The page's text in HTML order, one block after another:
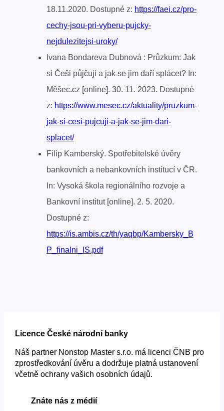
18.11.2020. Dostupné z: https://faei.cz/pro-
cechy-jsou-pri-vyberu-pujcky-
nejdulezitejsi-uroky/
Ivana Bondareva Dubnová : Průzkum: Jak
si Češi půjčují a jak se jim daří splácet? In:
Měšec.cz [online]. 30. 11. 2023. Dostupné
z: https://www.mesec.cz/aktuality/pruzkum-
jak-si-cesi-pujcuji-a-jak-se-jim-dari-
splacet/
Filip Kamberský. Spotřebitelské úvěry
bankovních a nebankovních institucí v ČR.
In: Vysoká škola regionálního rozvoje a
Bankovní institut [online]. 2. 5. 2020.
Dostupné z:
https://is.ambis.cz/th/yaqbp/Kambersky_B
P_finalni_IS.pdf
Licence České národní banky
Náš partner Nonstop Master s.r.o. má licenci ČNB pro
zprostředkování úvěru a dodržuje platná ustanovení
včetně ochrany vašich osobních údajů.
Znáte nás z médií